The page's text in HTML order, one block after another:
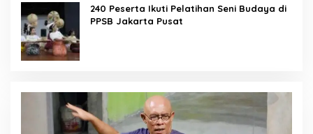
240 Peserta Ikuti Pelatihan Seni Budaya di
PPSB Jakarta Pusat